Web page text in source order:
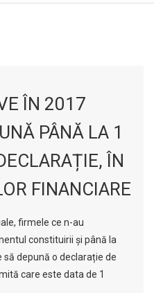
ÎN 2017
PÂNĂ LA 1
ÎN
FINANCIARE
firmele ce n-au
constituirii și până la
depună o declarație de
care este data de 1